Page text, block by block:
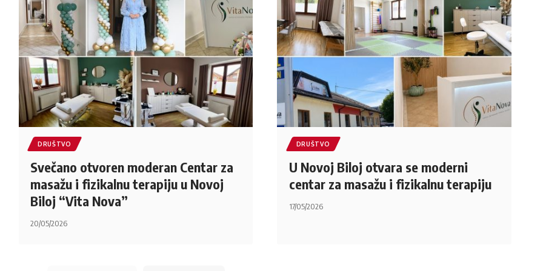
DRUŠTVO
Svečano otvoren moderan Centar za
masažu i fizikalnu terapiju u Novoj
Biloj “Vita Nova”
20/05/2026
DRUŠTVO
U Novoj Biloj otvara se moderni
centar za masažu i fizikalnu terapiju
17/05/2026